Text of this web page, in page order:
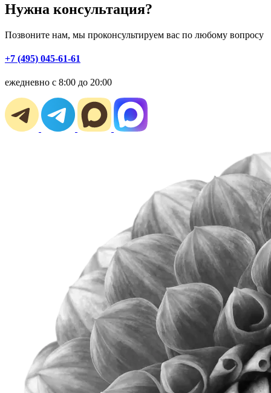
Нужна консультация?
Позвоните нам, мы проконсультируем вас по любому вопросу
+7 (495) 045-61-61
ежедневно с 8:00 до 20:00